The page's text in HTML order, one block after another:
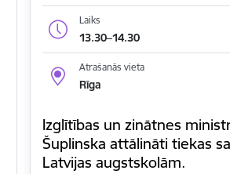
Laiks
13.30–14.30
Atrašanās vieta
Rīga
Izglītības un zinātnes
Šuplinska attālināti tiekas
Latvijas augstskolām.